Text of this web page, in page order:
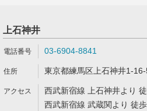
上石神井
03-6904-8841
東京都練馬区上石神井1-
西武新宿線 上石神井より
西武新宿線 武蔵関より 徒